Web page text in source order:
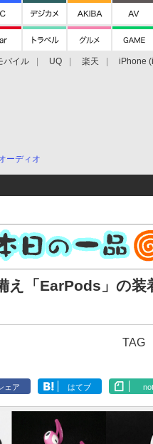
バイル UQ 楽天 iPhone
ーディオ
え「EarPods」の装
TAG
ェア はてブ